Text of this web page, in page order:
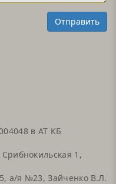
Отправить
в АТ КБ
1,
а/я №23, Зайченко В.Л.